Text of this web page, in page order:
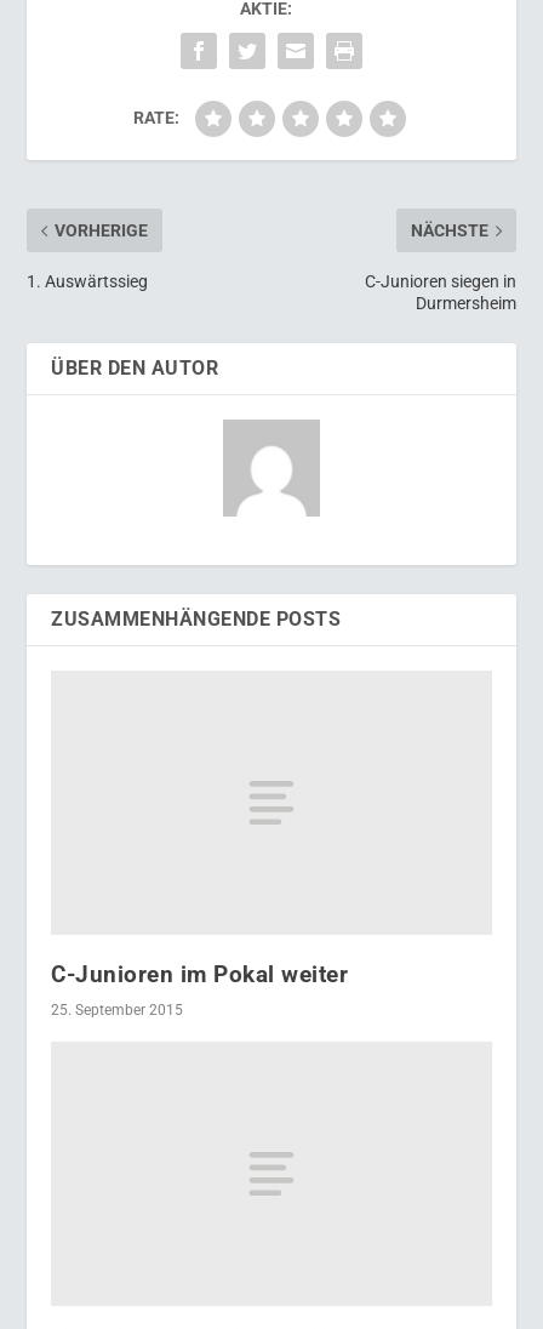
AKTIE:
RATE:
VORHERIGE
1. Auswärtssieg
NÄCHSTE
C-Junioren siegen in
Durmersheim
ÜBER DEN AUTOR
ZUSAMMENHÄNGENDE POSTS
C-Junioren im Pokal weiter
25. September 2015